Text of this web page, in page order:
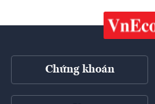
Chứng khoán